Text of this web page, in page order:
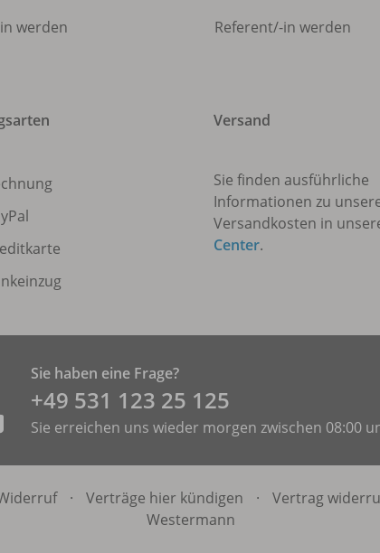
werden
Referent/-in werden
Versand
Sie finden ausführliche
Informationen zu
Versandkosten in
Center.
Sie haben eine Frage?
+49 531 ­123 25 125
Sie erreichen uns wieder morgen zwischen 08:00
· Verträge hier kündigen · Vertrag
Westermann